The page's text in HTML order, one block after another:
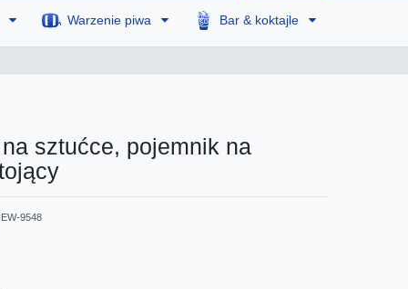
Warzenie piwa Bar & koktajle
sztućce, pojemnik na
9548